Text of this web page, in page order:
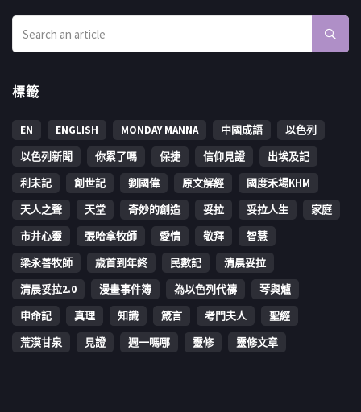
標籤
EN ENGLISH MONDAY MANNA 中國成語
以色列
以色列新聞
你累了嗎 保捷 信仰見證
出埃及記
利未記
創世記 劉國偉 原文解經
國度禾場KHM
天人之聲
天堂 奇妙的創造 妥拉 妥拉人生
家庭
市井心靈
張哈拿牧師 愛情 敬拜
智慧
梁永善牧師
歳首到年終 民數記
清晨妥拉
清晨妥拉2.0
漫畫事件簿 為以色列代禱
琴與爐
申命記
真理 知識 箴言 考門夫人
聖經
荒漠甘泉
見證 週一嗎哪 靈修 靈修文章